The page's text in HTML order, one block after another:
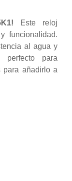
Este reloj
funcionalidad.
al agua y
para
para añadirlo a